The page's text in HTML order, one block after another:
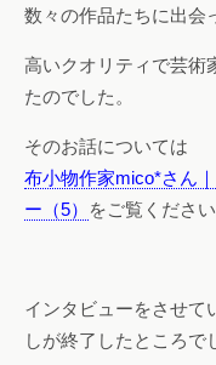
数々の作品たちに出会
高いクオリティで芸術
たのでした。
そのお話については
布小物作家mico*さん
ー（5）
をご覧ください
インタビューをさせて
しが終了したところで